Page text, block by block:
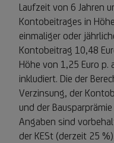
Laufzeit von 6 Jahren
Kontobeitrages in
einmaliger oder
Kontobeitrag 10,48
Höhe von 1,25 Euro p.
inkludiert. Die der
Verzinsung, der
und der
Angaben sind
der KESt (derzeit 25